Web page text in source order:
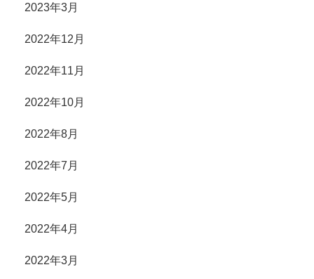
2023年3月
2022年12月
2022年11月
2022年10月
2022年8月
2022年7月
2022年5月
2022年4月
2022年3月